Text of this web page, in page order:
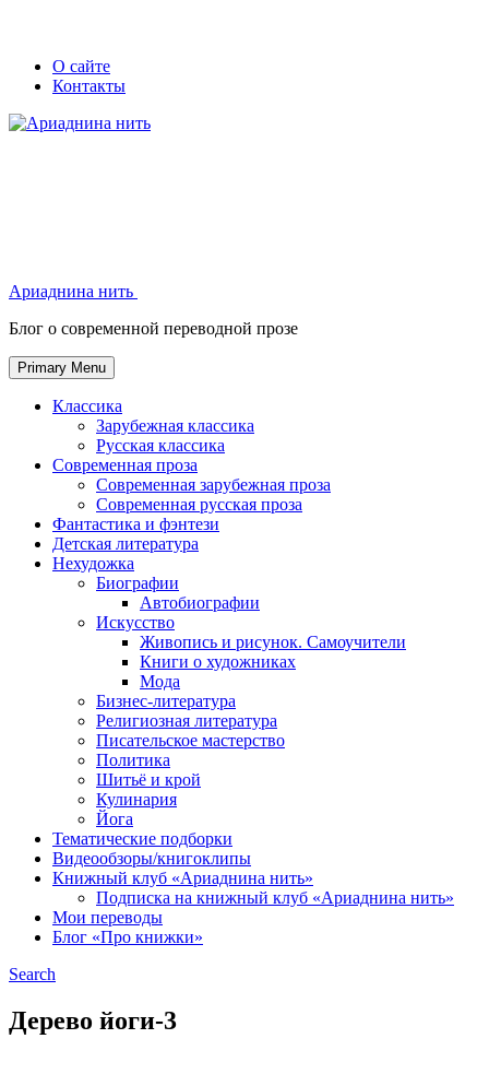
Skip
Secondary
left
navigation
Secondary
right
navigation
О сайте
Контакты
Ариаднина нить
Блог о современной переводной прозе
Primary Menu
Классика
Зарубежная классика
Русская классика
Современная проза
Современная зарубежная проза
Современная русская проза
Фантастика и фэнтези
Детская литература
Нехудожка
Биографии
Автобиографии
Искусство
Живопись и рисунок. Самоучители
Книги о художниках
Мода
Бизнес-литература
Религиозная литература
Писательское мастерство
Политика
Шитьё и крой
Кулинария
Йога
Тематические подборки
Видеообзоры/книгоклипы
Книжный клуб «Ариаднина нить»
Подписка на книжный клуб «Ариаднина нить»
Мои переводы
Блог «Про книжки»
Search
Дерево йоги-3